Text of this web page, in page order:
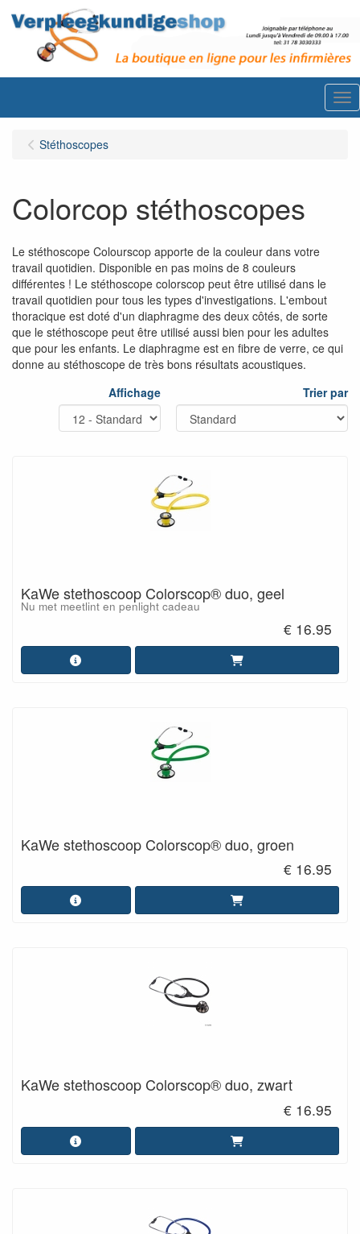
Stéthoscopes
Colorcop stéthoscopes
Le stéthoscope Colourscop apporte de la couleur dans votre
travail quotidien. Disponible en pas moins de 8 couleurs
différentes ! Le stéthoscope colorscop peut être utilisé dans le
travail quotidien pour tous les types d'investigations. L'embout
thoracique est doté d'un diaphragme des deux côtés, de sorte
que le stéthoscope peut être utilisé aussi bien pour les adultes
que pour les enfants. Le diaphragme est en fibre de verre, ce qui
donne au stéthoscope de très bons résultats acoustiques.
Affichage
Trier par
KaWe stethoscoop Colorscop® duo, geel
Nu met meetlint en penlight cadeau
€ 16.95
KaWe stethoscoop Colorscop® duo, groen
€ 16.95
KaWe stethoscoop Colorscop® duo, zwart
€ 16.95